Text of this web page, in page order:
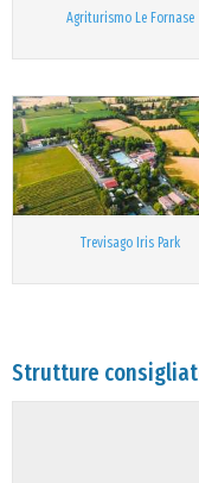
Agriturismo Le Fornase
Trevisago Iris Park
Strutture